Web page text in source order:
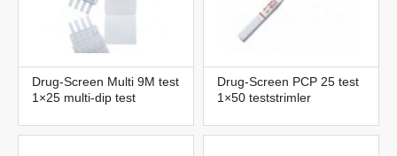
Drug-Screen Multi 9M test
1×25 multi-dip test
Drug-Screen PCP 25 test
1×50 teststrimler